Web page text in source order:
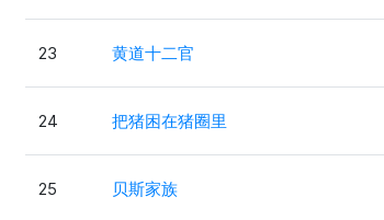
23 黄道十二官
24 把猪困在猪圈里
25 贝斯家族